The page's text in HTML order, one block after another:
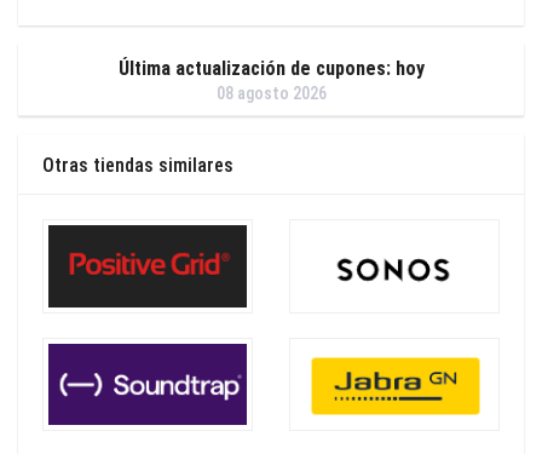
Última actualización de cupones: hoy
08 agosto 2026
Otras tiendas similares